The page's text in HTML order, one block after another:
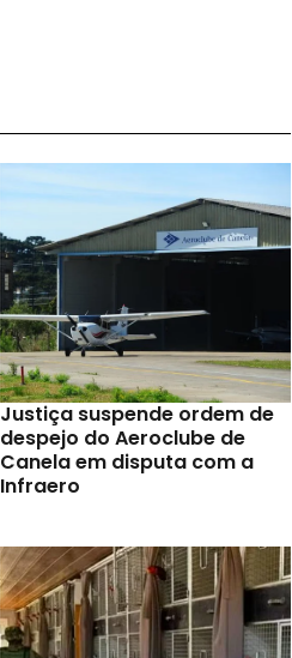
Justiça suspende ordem de
despejo do Aeroclube de
Canela em disputa com a
Infraero